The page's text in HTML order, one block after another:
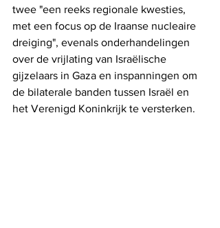
twee "een reeks regionale kwesties,
met een focus op de Iraanse nucleaire
dreiging", evenals onderhandelingen
over de vrijlating van Israëlische
gijzelaars in Gaza en inspanningen om
de bilaterale banden tussen Israël en
het Verenigd Koninkrijk te versterken.